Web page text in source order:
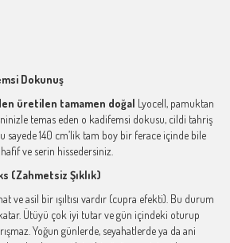
Dokunuş
üretilen tamamen doğal Lyocell, pamuktan
temas eden o kadifemsi dokusu, cildi tahriş
sayede 140 cm’lik tam boy bir ferace içinde bile
ve serin hissedersiniz.
(Zahmetsiz Şıklık)
ve asil bir ışıltısı vardır (cupra efekti). Bu durum
Ütüyü çok iyi tutar ve gün içindeki oturup
Yoğun günlerde, seyahatlerde ya da ani